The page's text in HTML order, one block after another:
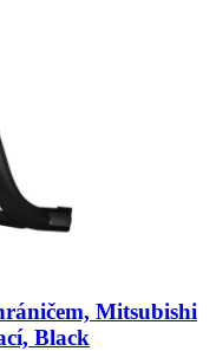
Mitsubishi
Black